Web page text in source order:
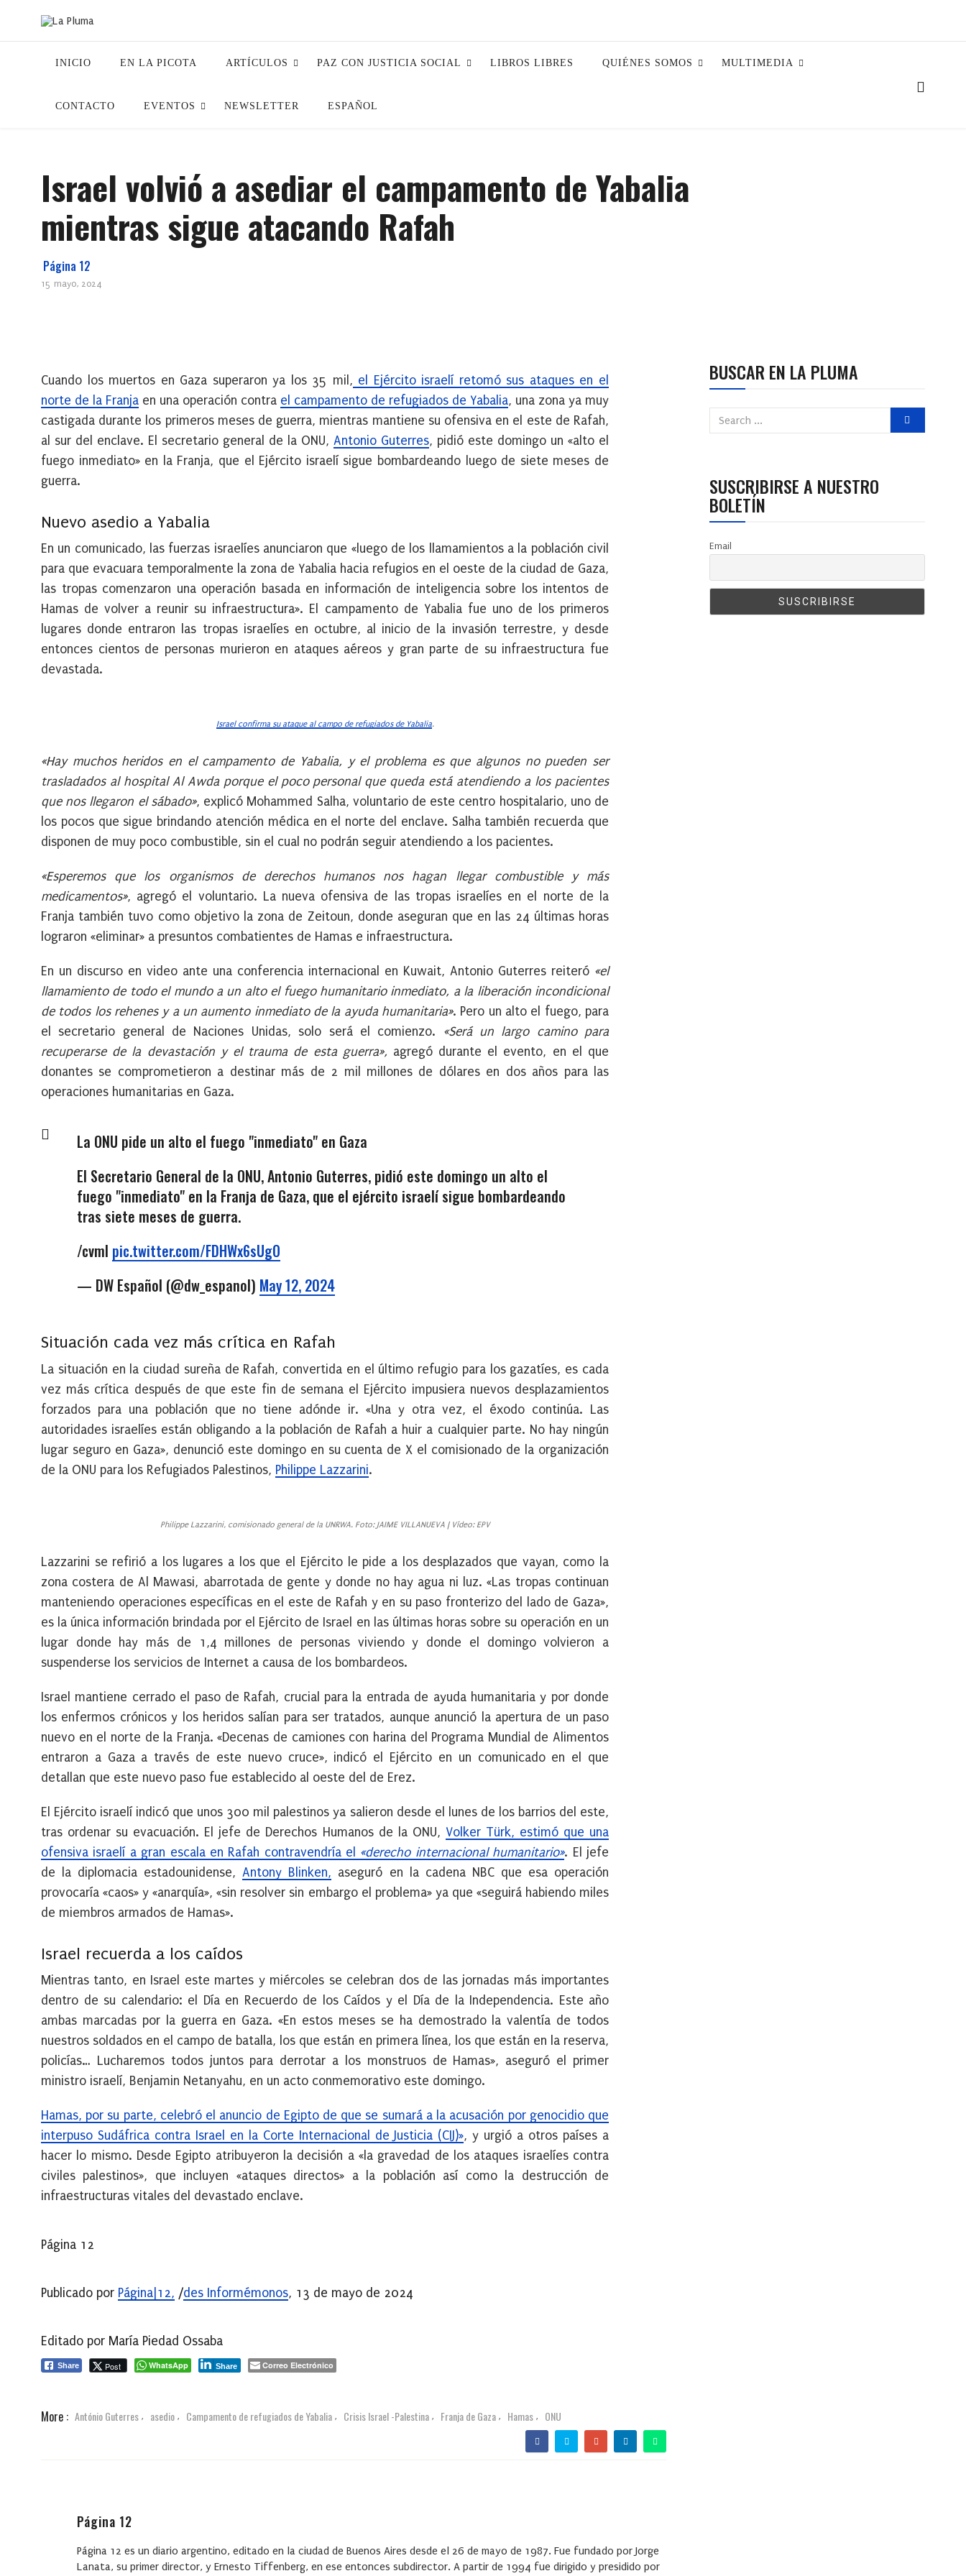
INICIO EN LA PICOTA ARTÍCULOS PAZ CON JUSTICIA SOCIAL LIBROS LIBRES QUIÉNES SOMOS MULTIMEDIA
CONTACTO EVENTOS NEWSLETTER ESPAÑOL
Israel volvió a asediar el campamento de Yabalia
mientras sigue atacando Rafah
Página 12
15 mayo, 2024
Cuando los muertos en Gaza superaron ya los 35 mil, el Ejército israelí retomó sus ataques en el
norte de la Franja en una operación contra el campamento de refugiados de Yabalia, una zona ya muy
castigada durante los primeros meses de guerra, mientras mantiene su ofensiva en el este de Rafah,
al sur del enclave. El secretario general de la ONU, Antonio Guterres, pidió este domingo un «alto el
fuego inmediato» en la Franja, que el Ejército israelí sigue bombardeando luego de siete meses de
guerra.
Nuevo asedio a Yabalia
En un comunicado, las fuerzas israelíes anunciaron que «luego de los llamamientos a la población civil
para que evacuara temporalmente la zona de Yabalia hacia refugios en el oeste de la ciudad de Gaza,
las tropas comenzaron una operación basada en información de inteligencia sobre los intentos de
Hamas de volver a reunir su infraestructura». El campamento de Yabalia fue uno de los primeros
lugares donde entraron las tropas israelíes en octubre, al inicio de la invasión terrestre, y desde
entonces cientos de personas murieron en ataques aéreos y gran parte de su infraestructura fue
devastada.
Israel confirma su ataque al campo de refugiados de Yabalia.
«Hay muchos heridos en el campamento de Yabalia, y el problema es que algunos no pueden ser
trasladados al hospital Al Awda porque el poco personal que queda está atendiendo a los pacientes
que nos llegaron el sábado», explicó Mohammed Salha, voluntario de este centro hospitalario, uno de
los pocos que sigue brindando atención médica en el norte del enclave. Salha también recuerda que
disponen de muy poco combustible, sin el cual no podrán seguir atendiendo a los pacientes.
«Esperemos que los organismos de derechos humanos nos hagan llegar combustible y más
medicamentos», agregó el voluntario. La nueva ofensiva de las tropas israelíes en el norte de la
Franja también tuvo como objetivo la zona de Zeitoun, donde aseguran que en las 24 últimas horas
lograron «eliminar» a presuntos combatientes de Hamas e infraestructura.
En un discurso en video ante una conferencia internacional en Kuwait, Antonio Guterres reiteró «el
llamamiento de todo el mundo a un alto el fuego humanitario inmediato, a la liberación incondicional
de todos los rehenes y a un aumento inmediato de la ayuda humanitaria». Pero un alto el fuego, para
el secretario general de Naciones Unidas, solo será el comienzo. «Será un largo camino para
recuperarse de la devastación y el trauma de esta guerra», agregó durante el evento, en el que
donantes se comprometieron a destinar más de 2 mil millones de dólares en dos años para las
operaciones humanitarias en Gaza.
La ONU pide un alto el fuego "inmediato" en Gaza
El Secretario General de la ONU, Antonio Guterres, pidió este domingo un alto el
fuego "inmediato" en la Franja de Gaza, que el ejército israelí sigue bombardeando
tras siete meses de guerra.
/cvml pic.twitter.com/FDHWx6sUgO
— DW Español (@dw_espanol) May 12, 2024
Situación cada vez más crítica en Rafah
La situación en la ciudad sureña de Rafah, convertida en el último refugio para los gazatíes, es cada
vez más crítica después de que este fin de semana el Ejército impusiera nuevos desplazamientos
forzados para una población que no tiene adónde ir. «Una y otra vez, el éxodo continúa. Las
autoridades israelíes están obligando a la población de Rafah a huir a cualquier parte. No hay ningún
lugar seguro en Gaza», denunció este domingo en su cuenta de X el comisionado de la organización
de la ONU para los Refugiados Palestinos, Philippe Lazzarini.
Philippe Lazzarini, comisionado general de la UNRWA. Foto: JAIME VILLANUEVA | Vídeo: EPV
Lazzarini se refirió a los lugares a los que el Ejército le pide a los desplazados que vayan, como la
zona costera de Al Mawasi, abarrotada de gente y donde no hay agua ni luz. «Las tropas continuan
manteniendo operaciones específicas en el este de Rafah y en su paso fronterizo del lado de Gaza»,
es la única información brindada por el Ejército de Israel en las últimas horas sobre su operación en un
lugar donde hay más de 1,4 millones de personas viviendo y donde el domingo volvieron a
suspenderse los servicios de Internet a causa de los bombardeos.
Israel mantiene cerrado el paso de Rafah, crucial para la entrada de ayuda humanitaria y por donde
los enfermos crónicos y los heridos salían para ser tratados, aunque anunció la apertura de un paso
nuevo en el norte de la Franja. «Decenas de camiones con harina del Programa Mundial de Alimentos
entraron a Gaza a través de este nuevo cruce», indicó el Ejército en un comunicado en el que
detallan que este nuevo paso fue establecido al oeste del de Erez.
El Ejército israelí indicó que unos 300 mil palestinos ya salieron desde el lunes de los barrios del este,
tras ordenar su evacuación. El jefe de Derechos Humanos de la ONU, Volker Türk, estimó que una
ofensiva israelí a gran escala en Rafah contravendría el «derecho internacional humanitario». El jefe
de la diplomacia estadounidense,Antony Blinken, aseguró en la cadena NBC que esa operación
provocaría «caos» y «anarquía», «sin resolver sin embargo el problema» ya que «seguirá habiendo miles
de miembros armados de Hamas».
Israel recuerda a los caídos
Mientras tanto, en Israel este martes y miércoles se celebran dos de las jornadas más importantes
dentro de su calendario: el Día en Recuerdo de los Caídos y el Día de la Independencia. Este año
ambas marcadas por la guerra en Gaza. «En estos meses se ha demostrado la valentía de todos
nuestros soldados en el campo de batalla, los que están en primera línea, los que están en la reserva,
policías… Lucharemos todos juntos para derrotar a los monstruos de Hamas», aseguró el primer
ministro israelí, Benjamin Netanyahu, en un acto conmemorativo este domingo.
Hamas, por su parte, celebró el anuncio de Egipto de que se sumará a la acusación por genocidio que
interpuso Sudáfrica contra Israel en la Corte Internacional de Justicia (CIJ)», y urgió a otros países a
hacer lo mismo. Desde Egipto atribuyeron la decisión a «la gravedad de los ataques israelíes contra
civiles palestinos», que incluyen «ataques directos» a la población así como la destrucción de
infraestructuras vitales del devastado enclave.
Página 12
Publicado por Página|12, /des Informémonos, 13 de mayo de 2024
Editado por María Piedad Ossaba
Share Post WhatsApp Share Correo Electrónico
More : António Guterres , asedio , Campamento de refugiados de Yabalia , Crisis Israel -Palestina , Franja de Gaza , Hamas , ONU
Página 12
Página 12 es un diario argentino, editado en la ciudad de Buenos Aires desde el 26 de mayo de 1987. Fue fundado por Jorge
Lanata, su primer director, y Ernesto Tiffenberg, en ese entonces subdirector. A partir de 1994 fue dirigido y presidido por
BUSCAR EN LA PLUMA
SUSCRIBIRSE A NUESTRO
BOLETÍN
Email